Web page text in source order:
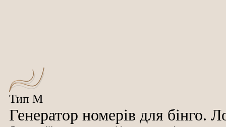
Тип M
Генератор номерів для бінго.